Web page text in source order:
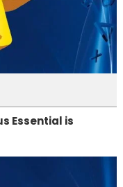
Essential is